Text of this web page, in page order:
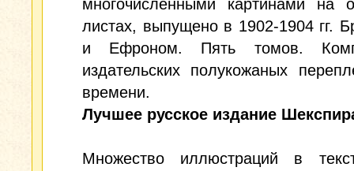
многочисленными картинами на
листах, выпущено в 1902-1904 гг.
и Ефроном. Пять томов.
издательских полукожаных
времени.
Лучшее русское издание
Множество иллюстраций в